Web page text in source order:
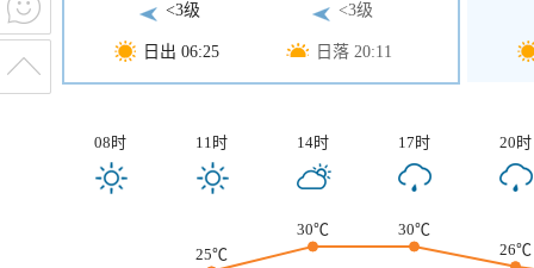
<3级
日出 06:25
<3级
日落 20:11
08时 11时 14时 17时 20时
25℃
30℃
30℃
26℃